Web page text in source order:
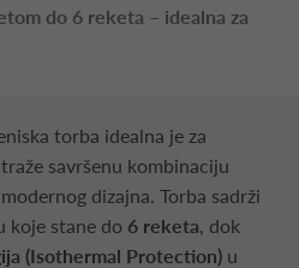
do 6 reketa – idealna za
torba idealna je za
savršenu kombinaciju
dizajna. Torba sadrži
koje stane do 6 reketa, dok
(Isothermal Protection) u